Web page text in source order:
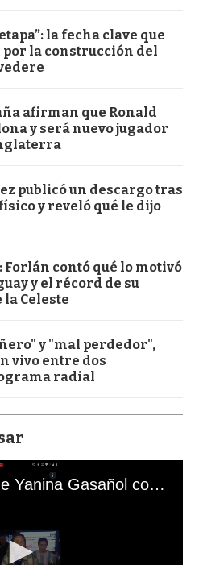
la fecha clave que
la construcción del
afirman que Ronald
y será nuevo jugador
publicó un descargo tras
y reveló qué le dijo
Forlán contó qué lo motivó
y el récord de su
la Celeste
y "mal perdedor",
vivo entre dos
radial
El mal momento de Yanina Gasañol con un hincha argentino en "Subrayado"